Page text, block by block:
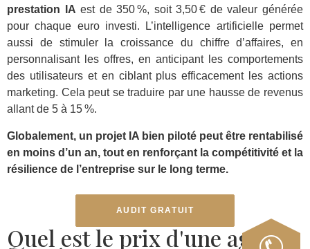
prestation IA est de 350 %, soit 3,50 € de valeur générée
pour chaque euro investi. L’intelligence artificielle permet
aussi de stimuler la croissance du chiffre d’affaires, en
personnalisant les offres, en anticipant les comportements
des utilisateurs et en ciblant plus efficacement les actions
marketing. Cela peut se traduire par une hausse de revenus
allant de 5 à 15 %.
Globalement, un projet IA bien piloté peut être rentabilisé
en moins d’un an, tout en renforçant la compétitivité et la
résilience de l’entreprise sur le long terme.
AUDIT GRATUIT
Quel est le prix d'une agence